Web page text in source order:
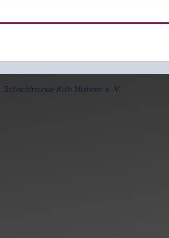
Schachfreunde Köln-Mülheim e. V.